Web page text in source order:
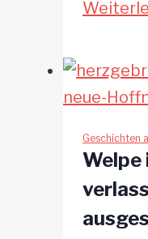
Geschichten
Welpe